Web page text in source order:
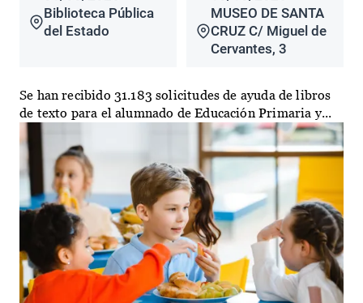
Biblioteca Pública
del Estado
MUSEO DE SANTA
CRUZ C/ Miguel de
Cervantes, 3
Se han recibido 31.183 solicitudes de ayuda de libros
de texto para el alumnado de Educación Primaria y...